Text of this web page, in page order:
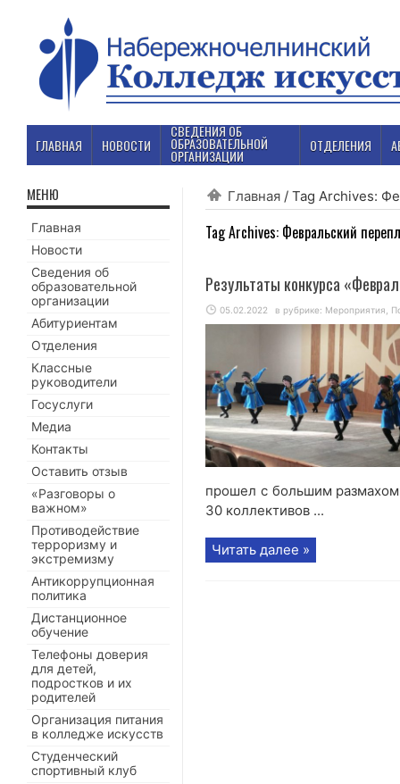
ГЛАВНАЯ НОВОСТИ
СВЕДЕНИЯ ОБ
ОБРАЗОВАТЕЛЬНОЙ
ОРГАНИЗАЦИИ
ОТДЕЛЕНИЯ
Главная / Tag Archives:
Tag Archives: Февральский
Результаты конкурса
05.02.2022 в рубрике: Мероприятия
прошел с большим
30 коллективов ...
Читать далее »
МЕНЮ
Главная
Новости
Сведения об
образовательной
организации
Абитуриентам
Отделения
Классные
руководители
Госуслуги
Медиа
Контакты
Оставить отзыв
«Разговоры о
важном»
Противодействие
терроризму и
экстремизму
Антикоррупционная
политика
Дистанционное
обучение
Телефоны доверия
для детей,
подростков и их
родителей
Организация питания
в колледже искусств
Студенческий
спортивный клуб